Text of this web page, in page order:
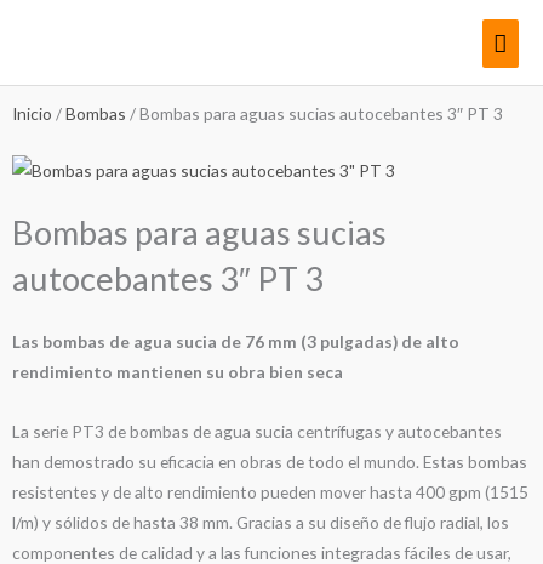
Inicio /Bombas / Bombas para aguas sucias autocebantes 3″ PT 3
Bombas para aguas sucias
autocebantes 3″ PT 3
Las bombas de agua sucia de 76 mm (3 pulgadas) de alto
rendimiento mantienen su obra bien seca
La serie PT3 de bombas de agua sucia centrífugas y autocebantes
han demostrado su eficacia en obras de todo el mundo. Estas bombas
resistentes y de alto rendimiento pueden mover hasta 400 gpm (1515
l/m) y sólidos de hasta 38 mm. Gracias a su diseño de flujo radial, los
componentes de calidad y a las funciones integradas fáciles de usar,